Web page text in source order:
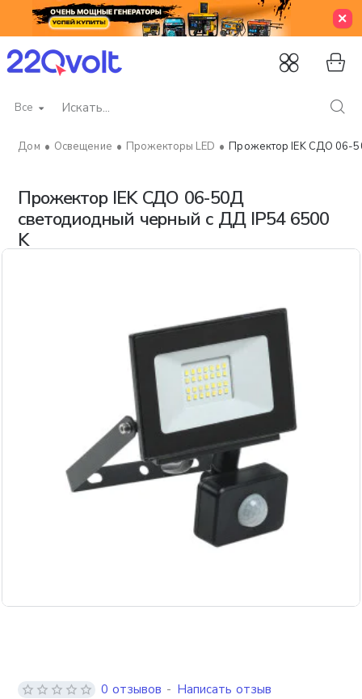
Все
Искать...
Прожектор IEK СДО 06-50Д
светодиодный черный с ДД IP54 6500
K
Освещение Прожекторы LED Прожектор IEK СДО 06-
0 отзывов - Написать отзыв